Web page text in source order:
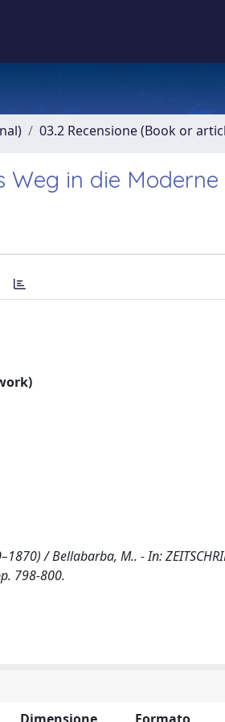
03.2 Recensione (Book or
in die Moderne
/ Bellabarba, M.. - In:
798-800.